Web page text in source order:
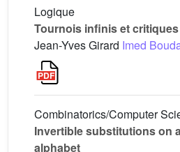
Logique
Tournois infinis et critiques
Jean-Yves Girard Imed
Combinatorics/Computer
Invertible substitutions on
alphabet